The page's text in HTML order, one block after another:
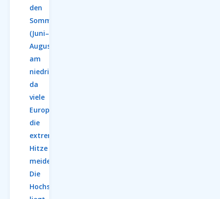
den
Sommermonaten
(Juni–
August)
am
niedrigsten,
da
viele
Europäer
die
extreme
Hitze
meiden.
Die
Hochsaison